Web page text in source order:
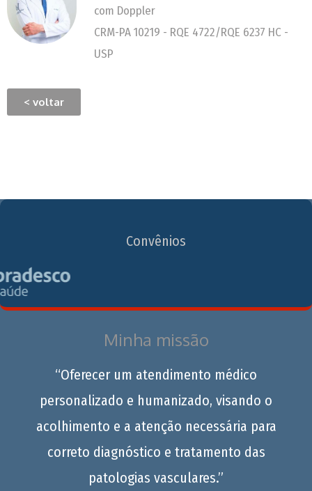
com Doppler
CRM-PA 10219 - RQE 4722/RQE 6237 HC -
USP
< voltar
Convênios
Minha missão
“Oferecer um atendimento médico
personalizado e humanizado, visando o
acolhimento e a atenção necessária para
correto diagnóstico e tratamento das
patologias vasculares.”